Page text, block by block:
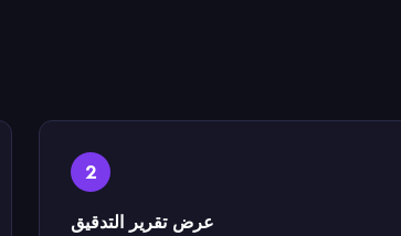
2
عرض تقرير التدقيق